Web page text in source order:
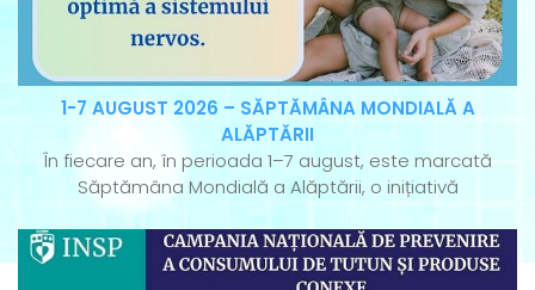
1-7 AUGUST 2026 – SĂPTĂMÂNA MONDIALĂ A
ALĂPTĂRII
În fiecare an, în perioada 1–7 august, este marcată
Săptămâna Mondială a Alăptării, o inițiativă